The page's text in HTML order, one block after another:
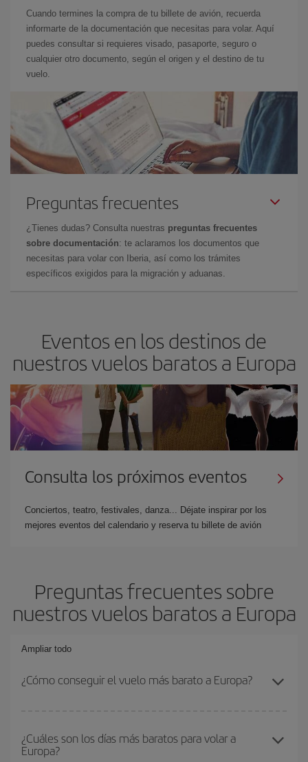
Cuando termines la compra de tu billete de avión, recuerda
informarte de la documentación que necesitas para volar. Aquí
puedes consultar si requieres visado, pasaporte, seguro o
cualquier otro documento, según el origen y el destino de tu
vuelo.
Preguntas frecuentes
¿Tienes dudas? Consulta nuestras preguntas frecuentes
sobre documentación: te aclaramos los documentos que
necesitas para volar con Iberia, así como los trámites
específicos exigidos para la migración y aduanas.
Eventos en los destinos de
nuestros vuelos baratos a Europa
Consulta los próximos eventos
Conciertos, teatro, festivales, danza... Déjate inspirar por los
mejores eventos del calendario y reserva tu billete de avión
Preguntas frecuentes sobre
nuestros vuelos baratos a Europa
Ampliar todo
¿Cómo conseguir el vuelo más barato a Europa?
barato si evitas temporadas altas, compras con antelación y
puedes ser flexible con las fechas y horarios de ida y vuelta.
¿Cuáles son los días más baratos para volar a
Europa?